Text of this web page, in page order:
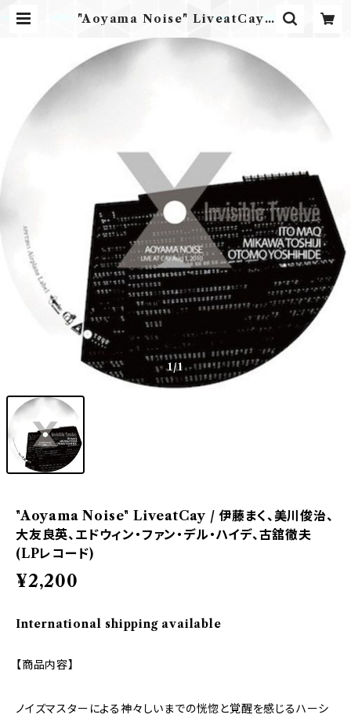
"Aoyama Noise" LiveatCay /
ィン・ファン・デル・ハイデ、古舘徹夫
(LPレコード) | Airplane Label
1/1
"Aoyama Noise" LiveatCay / 伊藤まく、美川俊治、
大友良英、エドウィン・ファン・デル・ハイデ、古舘徹夫
(LPレコード)
¥2,200
International shipping available
【商品内容】
ノイズマスターによる神々しいまでの恍惚と覚醒を感じるハーシ